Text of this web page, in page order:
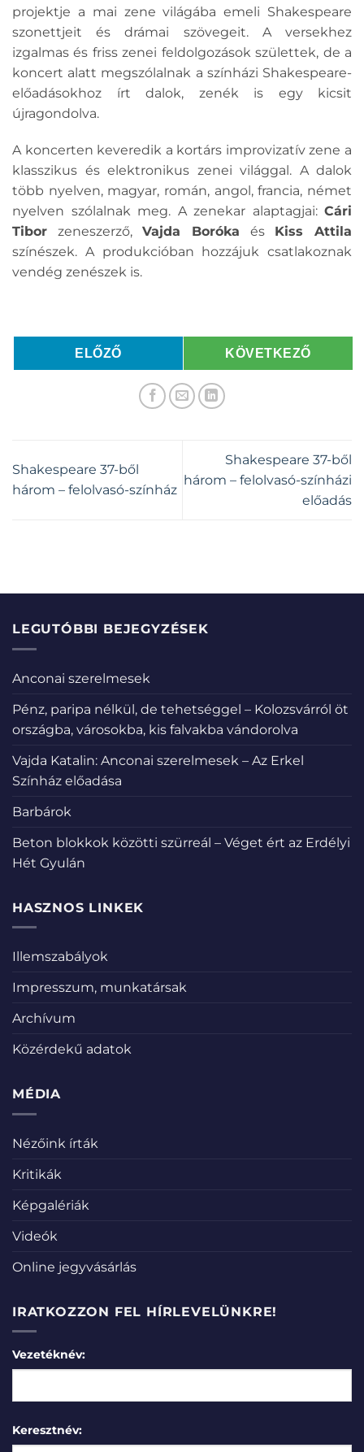
projektje a mai zene világába emeli Shakespeare
szonettjeit és drámai szövegeit. A versekhez
izgalmas és friss zenei feldolgozások születtek, de a
koncert alatt megszólalnak a színházi Shakespeare-
előadásokhoz írt dalok, zenék is egy kicsit
újragondolva.
A koncerten keveredik a kortárs improvizatív zene a
klasszikus és elektronikus zenei világgal. A dalok
több nyelven, magyar, román, angol, francia, német
nyelven szólalnak meg. A zenekar alaptagjai: Cári
Tibor zeneszerző,Vajda Boróka és Kiss Attila
színészek. A produkcióban hozzájuk csatlakoznak
vendég zenészek is.
ELŐZŐ KÖVETKEZŐ
Shakespeare 37-ből
három – felolvasó-színház
Shakespeare 37-ből
három – felolvasó-színházi
előadás
LEGUTÓBBI BEJEGYZÉSEK
Anconai szerelmesek
Pénz, paripa nélkül, de tehetséggel – Kolozsvárról öt
országba, városokba, kis falvakba vándorolva
Vajda Katalin: Anconai szerelmesek – Az Erkel
Színház előadása
Barbárok
Beton blokkok közötti szürreál – Véget ért az Erdélyi
Hét Gyulán
HASZNOS LINKEK
Illemszabályok
Impresszum, munkatársak
Archívum
Közérdekű adatok
MÉDIA
Nézőink írták
Kritikák
Képgalériák
Videók
Online jegyvásárlás
IRATKOZZON FEL HÍRLEVELÜNKRE!
Vezetéknév:
Keresztnév: